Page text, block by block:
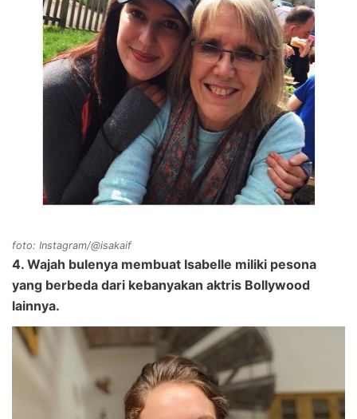
foto: Instagram/@isakaif
4. Wajah bulenya membuat Isabelle miliki pesona
yang berbeda dari kebanyakan aktris Bollywood
lainnya.